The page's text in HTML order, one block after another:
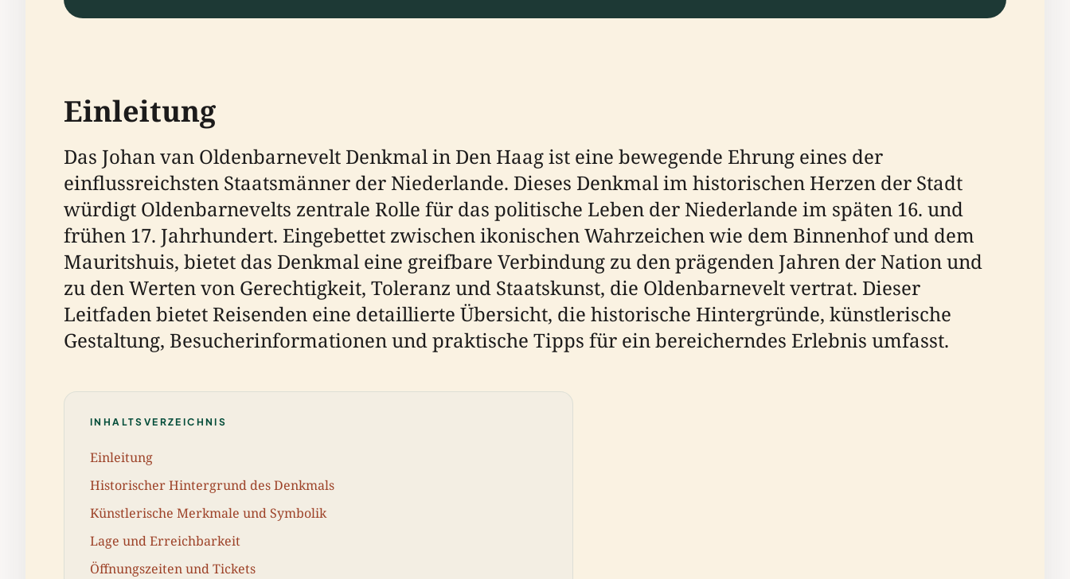
Einleitung
Das Johan van Oldenbarnevelt Denkmal in Den Haag ist eine bewegende Ehrung eines der
einflussreichsten Staatsmänner der Niederlande. Dieses Denkmal im historischen Herzen der Stadt
würdigt Oldenbarnevelts zentrale Rolle für das politische Leben der Niederlande im späten 16. und
frühen 17. Jahrhundert. Eingebettet zwischen ikonischen Wahrzeichen wie dem Binnenhof und dem
Mauritshuis, bietet das Denkmal eine greifbare Verbindung zu den prägenden Jahren der Nation und
zu den Werten von Gerechtigkeit, Toleranz und Staatskunst, die Oldenbarnevelt vertrat. Dieser
Leitfaden bietet Reisenden eine detaillierte Übersicht, die historische Hintergründe, künstlerische
Gestaltung, Besucherinformationen und praktische Tipps für ein bereicherndes Erlebnis umfasst.
INHALTSVERZEICHNIS
Einleitung
Historischer Hintergrund des Denkmals
Künstlerische Merkmale und Symbolik
Lage und Erreichbarkeit
Öffnungszeiten und Tickets